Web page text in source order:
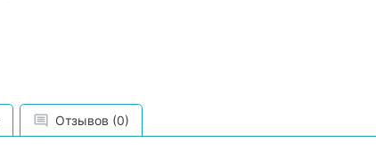
Отзывов (0)